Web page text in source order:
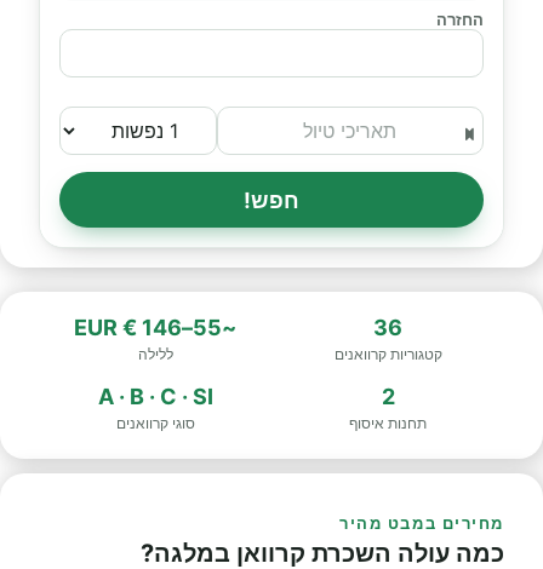
החזרה
חפש!
36
קטגוריות קרוואנים
~55–146 € EUR
ללילה
2
תחנות איסוף
A · B · C · SI
סוגי קרוואנים
מחירים במבט מהיר
כמה עולה השכרת קרוואן במלגה?